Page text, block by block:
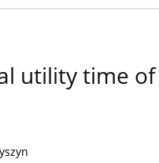
utility time